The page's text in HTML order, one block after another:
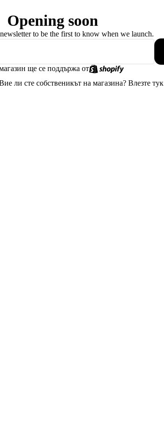
Opening soon
to be the first to know when we launch.
ще се поддържа от
ли сте собственикът на магазина? Влезте тук